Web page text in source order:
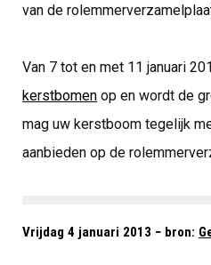
van de
Van 7 tot en met 11 januari
kerstbomenop en wordt de
mag uw kerstboom tegelijk
aanbieden op de
Vrijdag 4 januari 2013 − bron: